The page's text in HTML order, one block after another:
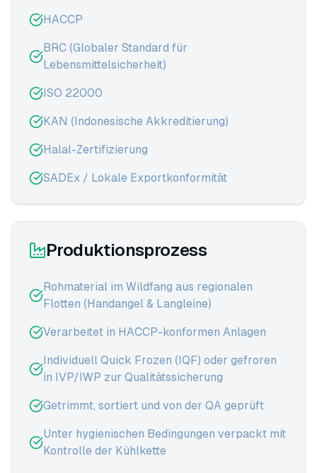
HACCP
BRC (Globaler Standard für
Lebensmittelsicherheit)
ISO 22000
KAN (Indonesische Akkreditierung)
Halal-Zertifizierung
SADEx / Lokale Exportkonformität
Produktionsprozess
Rohmaterial im Wildfang aus regionalen
Flotten (Handangel & Langleine)
Verarbeitet in HACCP-konformen Anlagen
Individuell Quick Frozen (IQF) oder gefroren
in IVP/IWP zur Qualitätssicherung
Getrimmt, sortiert und von der QA geprüft
Unter hygienischen Bedingungen verpackt mit
Kontrolle der Kühlkette